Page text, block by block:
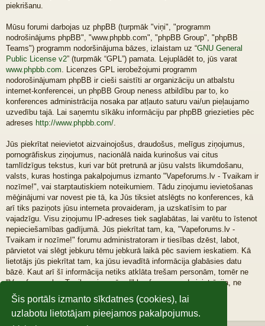
Šis portāls izmanto sīkdatnes (cookies), lai
uzlabotu lietotājam pieejamos pakalpojumus.
piekrišanu.
Mūsu forumi darbojas uz phpBB (turpmāk "viņi", "programm
nodrošinājums phpBB", "www.phpbb.com", "phpBB Group", "phpBB
Teams") programm nodoršinājuma bāzes, izlaistam uz “GNU General
Public License v2” (turpmāk “GPL”) pamata. Lejuplādēt to, jūs varat
www.phpbb.com . Licenzes GPL ierobežojumi programm
nodorošinājumam phpBB ir cieši saistīti ar organizāciju un atbalstu
internet-konferencei, un phpBB Group neness atbildību par to, ko
konferences administrācija nosaka par atļauto saturu vai/un pieļaujamo
uzvedību tajā. Lai saņemtu sīkāku informāciju par phpBB griezieties pēc
adreses http://www.phpbb.com/
Jūs piekrītat neievietot aizvainojošus, draudošus, melīgus ziņojumus,
pornogrāfiskus ziņojumus, nacionālā naida kurinošus vai citus
tamlīdzīgus tekstus, kuri var būt pretrunā ar jūsu valsts likumdošanu,
valsts, kuras hostinga pakalpojumus izmanto "Vapeforums.lv - Tvaikam ir
nozīme!", vai starptautiskiem noteikumiem. Tādu ziņojumu ievietošanas
mēģinājumi var novest pie tā, ka Jūs tiksiet atslēgts no konferences, kā
arī tiks paziņots jūsu interneta provaideram, ja uzskatīsim to par
vajadzīgu. Visu ziņojumu IP-adreses tiek saglabātas, lai varētu to īstenot
nepieciešamības gadījumā. Jūs piekrītat tam, ka, "Vapeforums.lv -
Tvaikam ir nozīme!" forumu administratoram ir tiesības dzēst, labot,
pārvietot vai slēgt jebkuru tēmu jebkurā laikā pēc saviem ieskatiem. Kā
lietotājs jūs piekrītat tam, ka jūsu ievadītā informācija glabāsies datu
bāzē. Kaut arī šī informācija netiks atklāta trešam personām, tomēr ne
"Vapeforums.lv - Tvaikam ir nozīme!" konferences administrācija, ne
phpBB Group nevar būt atbaldīga par hakeru darbību, kuri
nesankcionētas rīcības rezultātā var tai piekļūt.